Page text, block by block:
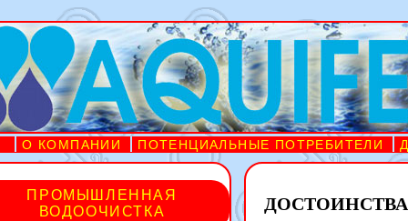
О КОМПАНИИ ПОТЕНЦИАЛЬНЫЕ ПОТРЕБИТЕЛИ
ПРОМЫШЛЕННАЯ
ВОДООЧИСТКА